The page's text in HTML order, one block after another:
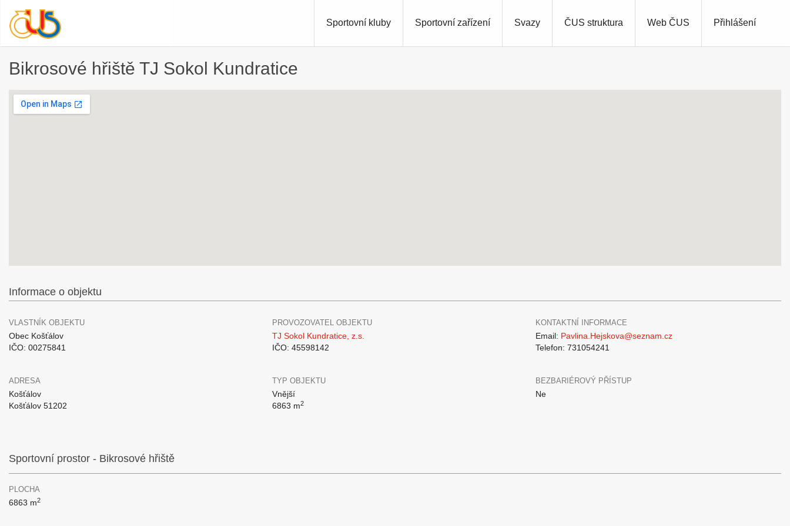
Přihlášení
Sportovní kluby Sportovní zařízení Svazy ČUS struktura Web ČUS
Bikrosové hřiště TJ Sokol Kundratice
Informace o objektu
VLASTNÍK OBJEKTU
Obec Košťálov
IČO: 00275841
PROVOZOVATEL OBJEKTU
TJ Sokol Kundratice, z.s.
IČO: 45598142
KONTAKTNÍ INFORMACE
Email: Pavlina.Hejskova@seznam.cz
Telefon: 731054241
ADRESA
Košťálov
Košťálov 51202
TYP OBJEKTU
Vnější
6863 m2
BEZBARIÉROVÝ PŘÍSTUP
Ne
Sportovní prostor - Bikrosové hřiště
PLOCHA
6863 m2